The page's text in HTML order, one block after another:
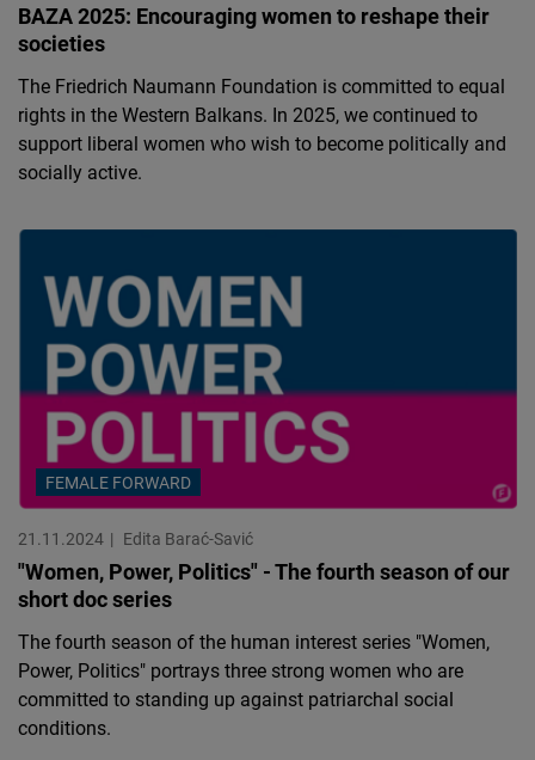
BAZA 2025: Encouraging women to reshape their
societies
The Friedrich Naumann Foundation is committed to equal
rights in the Western Balkans. In 2025, we continued to
support liberal women who wish to become politically and
socially active.
FEMALE FORWARD
21.11.2024 Edita Barać-Savić
"Women, Power, Politics" - The fourth season of our
short doc series
The fourth season of the human interest series "Women,
Power, Politics" portrays three strong women who are
committed to standing up against patriarchal social
conditions.